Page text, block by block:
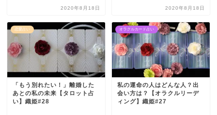
2020年8月18日 2020年8月18日
恋愛占い
「もう別れたい！」離婚した
あとの私の未来【タロット占
い】織姫#28
オラクルカード占い
私の運命の人はどんな人？出
会い方は？【オラクルリーデ
ィング】織姫#27